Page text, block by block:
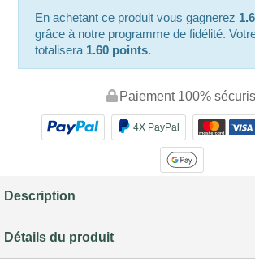
En achetant ce produit vous gagnerez
grâce à notre programme de fidélité.
totalisera 1.60 points.
Paiement 100%
4X PayPal
Description
Détails du produit